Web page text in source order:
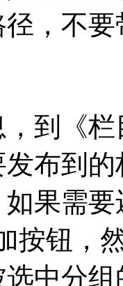
，不
到《
布到
如果需
按钮，
中分